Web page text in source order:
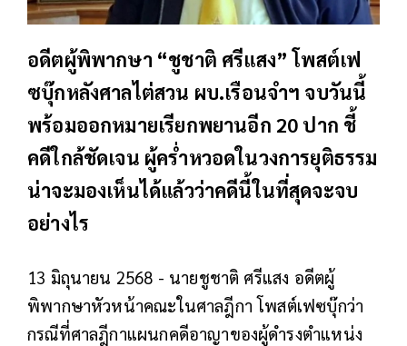
อดีตผู้พิพากษา “ชูชาติ ศรีแสง” โพสต์เฟ
ซบุ๊กหลังศาลไต่สวน ผบ.เรือนจำฯ จบวันนี้
พร้อมออกหมายเรียกพยานอีก 20 ปาก ชี้
คดีใกล้ชัดเจน ผู้คร่ำหวอดในวงการยุติธรรม
น่าจะมองเห็นได้แล้วว่าคดีนี้ในที่สุดจะจบ
อย่างไร
13 มิถุนายน 2568 - นายชูชาติ ศรีแสง อดีตผู้
พิพากษาหัวหน้าคณะในศาลฎีกา โพสต์เฟซบุ๊กว่า
กรณีที่ศาลฎีกาแผนกคดีอาญาของผู้ดำรงตําแหน่ง